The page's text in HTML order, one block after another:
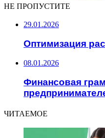
НЕ ПРОПУСТИТЕ
29.01.2026
Оптимизация
08.01.2026
Финансовая
ЧИТАЕМОЕ